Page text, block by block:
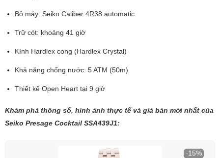
Bộ máy: Seiko Caliber 4R38 automatic
Trữ cót: khoảng 41 giờ
Kính Hardlex cong (Hardlex Crystal)
Khả năng chống nước: 5 ATM (50m)
Thiết kế Open Heart tại 9 giờ
Khám phá thông số, hình ảnh thực tế và giá bán mới nhất của
Seiko Presage Cocktail SSA439J1:
-15%